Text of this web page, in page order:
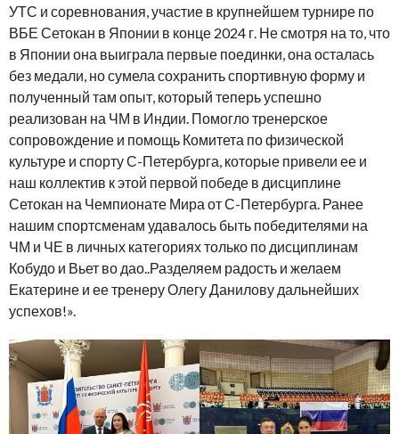
УТС и соревнования, участие в крупнейшем турнире по
ВБЕ Сетокан в Японии в конце 2024 г. Не смотря на то, что
в Японии она выиграла первые поединки, она осталась
без медали, но сумела сохранить спортивную форму и
полученный там опыт, который теперь успешно
реализован на ЧМ в Индии. Помогло тренерское
сопровождение и помощь Комитета по физической
культуре и спорту С-Петербурга, которые привели ее и
наш коллектив к этой первой победе в дисциплине
Сетокан на Чемпионате Мира от С-Петербурга. Ранее
нашим спортсменам удавалось быть победителями на
ЧМ и ЧЕ в личных категориях только по дисциплинам
Кобудо и Вьет во дао..Разделяем радость и желаем
Екатерине и ее тренеру Олегу Данилову дальнейших
успехов!».